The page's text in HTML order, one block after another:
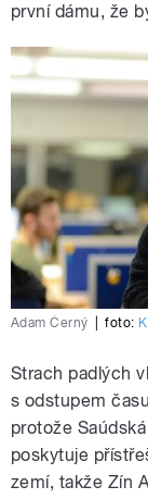
první dámu, že
Adam Černý foto:
Strach padlých
s odstupem
protože
poskytuje
zemí, takže Zín